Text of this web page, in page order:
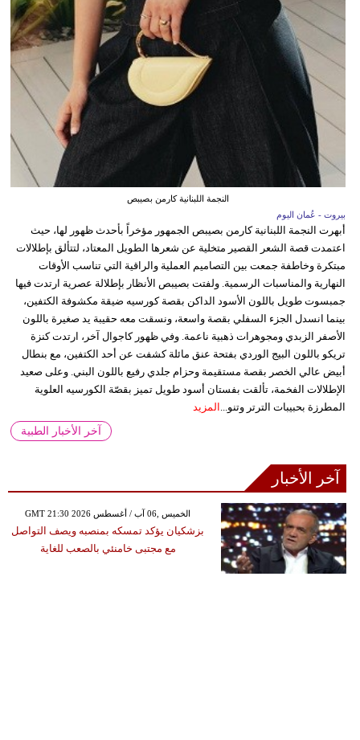
النجمة اللبنانية كارمن بصيبص
بيروت - عُمان اليوم
أبهرت النجمة اللبنانية كارمن بصيبص الجمهور مؤخراً بأحدث ظهور لها، حيث
اعتمدت قصة الشعر القصير متخلية عن شعرها الطويل المعتاد، لتتألق بإطلالات
مبتكرة وخاطفة جمعت بين التصاميم العملية والراقية التي تناسب الأوقات
النهارية والمناسبات الرسمية. ولفتت بصيبص الأنظار بإطلالة عصرية ارتدت فيها
جمبسوت طويل باللون الأسود الداكن بقصة كورسيه ضيقة مكشوفة الكتفين،
بينما انسدل الجزء السفلي بقصة واسعة، ونسقت معه حقيبة يد صغيرة باللون
الأصفر الزبدي ومجوهرات ذهبية ناعمة. وفي ظهور كاجوال آخر، ارتدت كنزة
تريكو باللون البيج الوردي بفتحة عنق مائلة كشفت عن أحد الكتفين، مع بنطال
أبيض عالي الخصر بقصة مستقيمة وحزام جلدي رفيع باللون البني. وعلى صعيد
الإطلالات الفخمة، تألقت بفستان أسود طويل تميز بقصّة الكورسيه العلوية
المطرزة بحبيبات الترتر وتنو... المزيد
آخر الأخبار الطبية
آخر الأخبار
GMT 21:30 2026 الخميس ,06 آب / أغسطس
بزشكيان يؤكد تمسكه بمنصبه ويصف التواصل
مع مجتبى خامنئي بالصعب للغاية